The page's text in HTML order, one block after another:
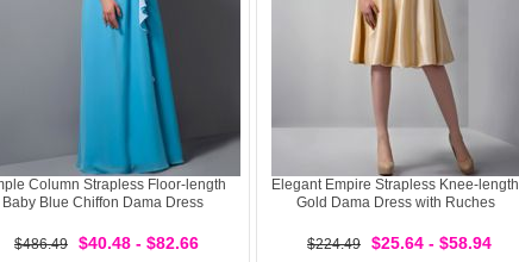
Column Strapless Floor-length
Baby Blue Chiffon Dama Dress
$486.49 $40.48 - $82.66
Elegant Empire Strapless Knee-length
Gold Dama Dress with Ruches
$224.49 $25.64 - $58.94